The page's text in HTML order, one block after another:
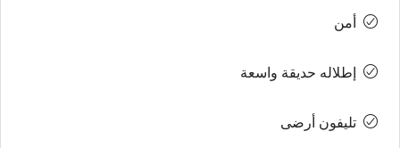
أمن
إطلاله حديقة واسعة
تليفون أرضى